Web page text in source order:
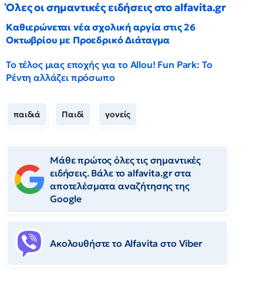
Όλες οι σημαντικές ειδήσεις στο alfavita.gr
Καθιερώνεται νέα σχολική αργία στις 26
Οκτωβρίου με Προεδρικό Διάταγμα
Το τέλος μιας εποχής για το Allou! Fun Park: Το
Ρέντη αλλάζει πρόσωπο
παιδιά Παιδί γονείς
Μάθε πρώτος όλες τις σημαντικές
ειδήσεις. Βάλε το alfavita.gr στα
αποτελέσματα αναζήτησης της
Google
Ακολουθήστε το Αlfavita στο Viber